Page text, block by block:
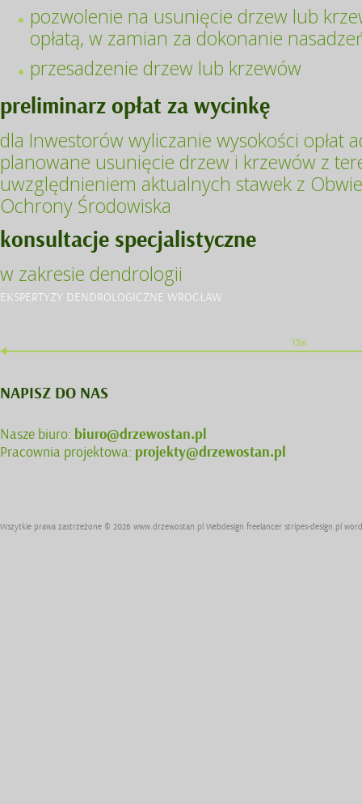
pozwolenie na usunięcie drzew lub
opłatą, w zamian za dokonanie
przesadzenie drzew lub krzewów
preliminarz opłat za wycinkę
dla Inwestorów wyliczanie wysokości opłat
planowane usunięcie drzew i krzewów z
uwzględnieniem aktualnych stawek z
Ochrony Środowiska
konsultacje specjalistyczne
w zakresie dendrologii
EKSPERTYZY DENDROLOGICZNE WROCŁAW
NAPISZ DO NAS
Nasze biuro: biuro@drzewostan.pl
Pracownia projektowa: projekty@drzewostan.pl
Wszytkie prawa zastrzeżone © 2026 www.drzewostan.pl Webdesign freelancer stripes-design.pl